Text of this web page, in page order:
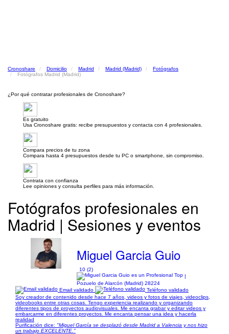
Cronoshare Domicilio Madrid Madrid (Madrid)
Fotógrafos
Fotógrafos Madrid (Madrid)
¿Por qué contratar profesionales de Cronoshare?
Es gratuito
Usa Cronoshare gratis: recibe presupuestos y contacta con 4 profesionales.
Compara precios de tu zona
Compara hasta 4 presupuestos desde tu PC o smartphone, sin compromiso.
Contrata con confianza
Lee opiniones y consulta perfiles para más información.
Fotógrafos profesionales en
Madrid | Sesiones y eventos
Miguel Garcia Guio
10 (2)
|
Pozuelo de Alarcón (Madrid) 28224
Email validado
Teléfono validado
Soy creador de contenido desde hace 7 años, videos y fotos de viajes, videoclips,
videobooks entre otras cosas. Tengo experiencia realizando y organizando
diferentes tipos de proyectos audiovisuales. Me encanta grabar y editar videos y
embarcarme en diferentes proyectos. Me encanta pensar una idea y hacerla
realidad
Purificación dice: "Miguel García se desplazó desde Madrid a Valencia y nos hizo
un trabajo EXCELENTE."